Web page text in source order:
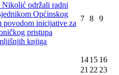
održali radni
Općinskog
povodom inicijative za
pristupa
knjiga
7 8 9
1415 16
21 22 23